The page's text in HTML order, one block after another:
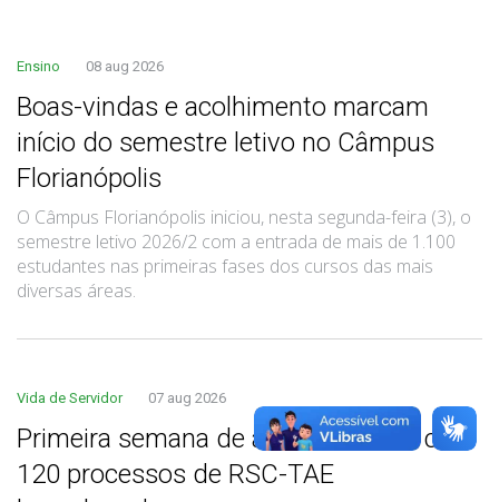
Ensino 08 aug 2026
Boas-vindas e acolhimento marcam
início do semestre letivo no Câmpus
Florianópolis
O Câmpus Florianópolis iniciou, nesta segunda-feira (3), o
semestre letivo 2026/2 com a entrada de mais de 1.100
estudantes nas primeiras fases dos cursos das mais
diversas áreas.
Vida de Servidor 07 aug 2026
Primeira semana de análise finaliza com
120 processos de RSC-TAE